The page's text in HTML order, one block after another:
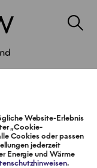
Website-Erlebnis
„Cookie-
Cookies oder passen
jederzeit
Energie und Wärme
.